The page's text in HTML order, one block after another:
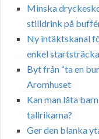
Minska
stilldrink på
Ny intäktskanal
enkel startsträcka
Byt från “ta en
Aromhuset
Kan man låta
tallrikarna?
Ger den blanka